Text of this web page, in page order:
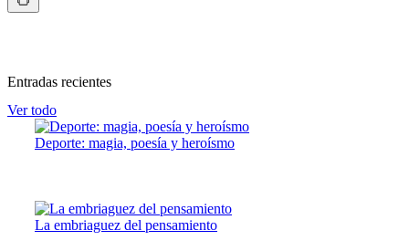
Entradas recientes
Ver todo
Deporte: magia, poesía y heroísmo
La embriaguez del pensamiento